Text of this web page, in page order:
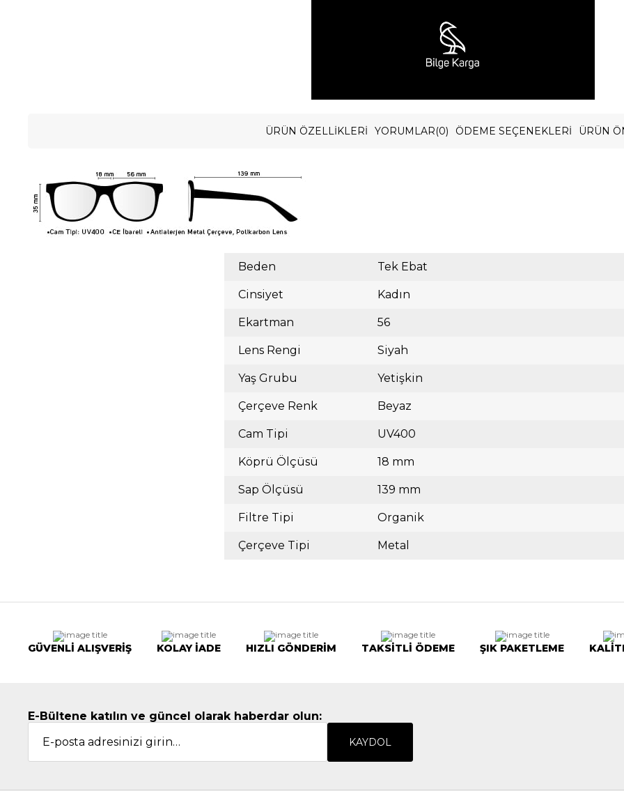
ÜRÜN ÖZELLIKLERI YORUMLAR(0) ÖDEME SEÇENEKLERI ÜRÜN
Beden Tek Ebat
Cinsiyet Kadın
Ekartman 56
Lens Rengi Siyah
Yaş Grubu Yetişkin
Çerçeve Renk Beyaz
Cam Tipi UV400
Köprü Ölçüsü 18 mm
Sap Ölçüsü 139 mm
Filtre Tipi Organik
Çerçeve Tipi Metal
GÜVENLİ ALIŞVERİŞ KOLAY İADE HIZLI GÖNDERİM TAKSİTLİ ÖDEME ŞIK PAKETLEME
E-Bültene katılın ve güncel olarak haberdar olun:
KAYDOL